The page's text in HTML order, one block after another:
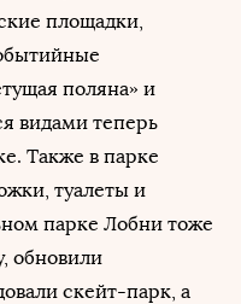
площадки,
поляна» и
видами теперь
Также в парке
туалеты и
парке Лобни тоже
обновили
скейт-парк, а